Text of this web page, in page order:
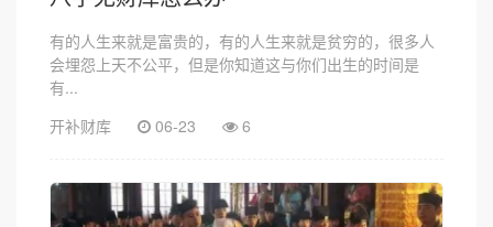
有的人生来就是富贵的，有的人生来就是贫穷的，很多人
会埋怨上天不公平，但是你知道这与你们出生的时间是
有...
开补财库
06-23 6